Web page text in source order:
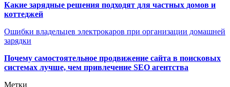
Какие зарядные решения подходят для частных домов и
коттеджей
Ошибки владельцев электрокаров при организации домашней
зарядки
Почему самостоятельное продвижение сайта в поисковых
системах лучше, чем привлечение SEO агентства
Метки